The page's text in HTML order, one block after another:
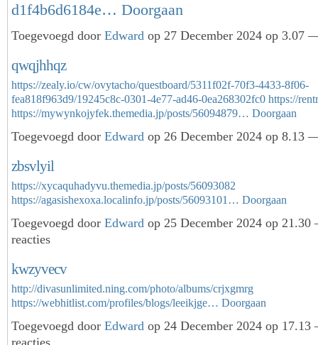
d1f4b6d6184e… Doorgaan
Toegevoegd door Edward op 27 December 2024 op 3.07
qwqjhhqz
https://zealy.io/cw/ovytacho/questboard/5311f02f-70f3-4433-8f06-
fea818f963d9/19245c8c-0301-4e77-ad46-0ea268302fc0 https://
https://mywynkojyfek.themedia.jp/posts/56094879… Doorgaan
Toegevoegd door Edward op 26 December 2024 op 8.13
zbsvlyil
https://xycaquhadyvu.themedia.jp/posts/56093082
https://agasishexoxa.localinfo.jp/posts/56093101… Doorgaan
Toegevoegd door Edward op 25 December 2024 op
reacties
kwzyvecv
http://divasunlimited.ning.com/photo/albums/crjxgmrg
https://webhitlist.com/profiles/blogs/leeikjge… Doorgaan
Toegevoegd door Edward op 24 December 2024 op
reacties